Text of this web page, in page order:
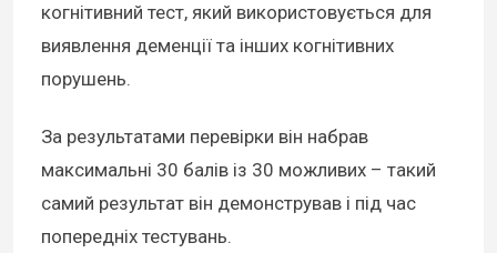
когнітивний тест, який використовується для
виявлення деменції та інших когнітивних
порушень.
За результатами перевірки він набрав
максимальні 30 балів із 30 можливих – такий
самий результат він демонстрував і під час
попередніх тестувань.